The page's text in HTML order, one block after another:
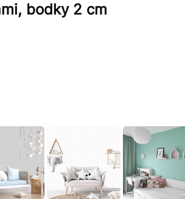
bodky 2 cm